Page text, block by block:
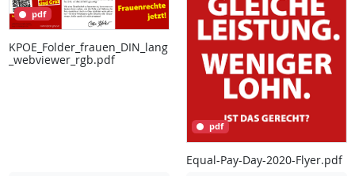
pdf
KPOE_Folder_frauen_DIN_lang
_webviewer_rgb.pdf
pdf
Equal-Pay-Day-2020-Flyer.pdf